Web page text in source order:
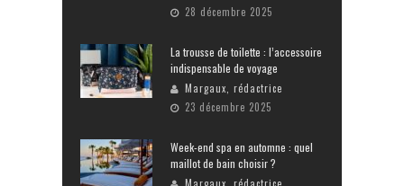
28 décembre 2025
La trousse de toilette : l’accessoire
indispensable de voyage
Margaux, rédactrice
23 décembre 2025
Week-end spa en automne : quel
maillot de bain choisir ?